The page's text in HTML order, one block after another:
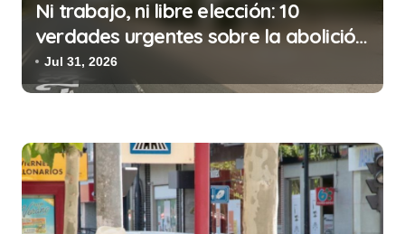
n
e
e
t
r
a
Ni trabajo, ni libre elección: 10
verdades urgentes sobre la abolición
de la prostitución
Jul 31, 2026